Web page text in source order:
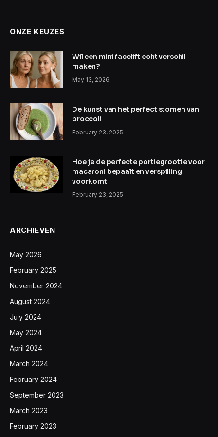
ONZE KEUZES
Wil een mini facelift echt verschil
maken?
May 13, 2026
De kunst van het perfect stomen van
broccoli
February 23, 2025
Hoe je de perfecte portiegrootte voor
macaroni bepaalt en verspilling
voorkomt
February 23, 2025
ARCHIEVEN
May 2026
February 2025
November 2024
August 2024
July 2024
May 2024
April 2024
March 2024
February 2024
September 2023
March 2023
February 2023